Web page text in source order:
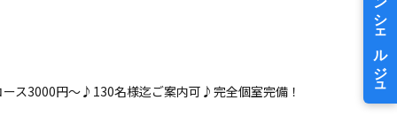
ース3000円～♪130名様迄ご案内可♪完全個室完備！